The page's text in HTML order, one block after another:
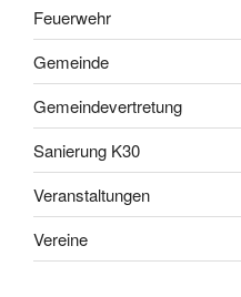
Feuerwehr
Gemeinde
Gemeindevertretung
Sanierung K30
Veranstaltungen
Vereine